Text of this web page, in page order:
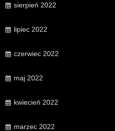
sierpień 2022
lipiec 2022
czerwiec 2022
maj 2022
kwiecień 2022
marzec 2022